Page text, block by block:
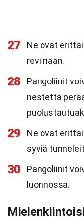
27
Ne ovat
reviiriään.
28
Pangoliinit
nestettä
29
Ne ovat
syviä
30
Pangoliinit
luonnossa.